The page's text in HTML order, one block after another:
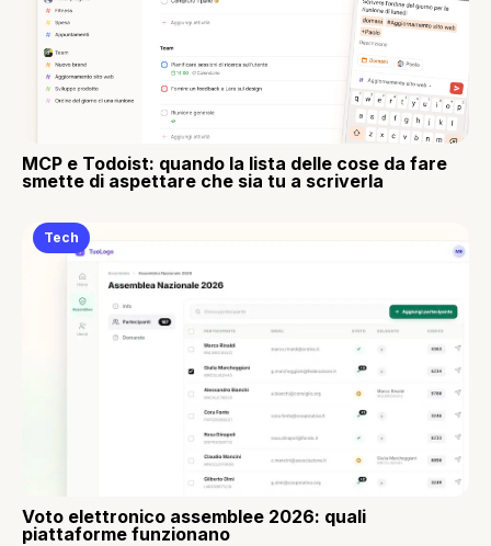
MCP e Todoist: quando la lista delle cose da fare
smette di aspettare che sia tu a scriverla
Tech
Voto elettronico assemblee 2026: quali
piattaforme funzionano